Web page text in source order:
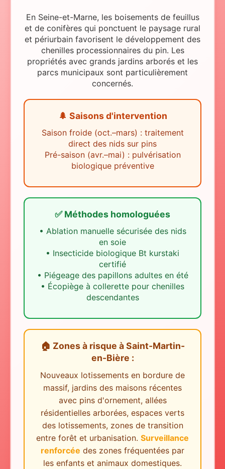
En Seine-et-Marne, les boisements de feuillus
et de conifères qui ponctuent le paysage rural
et périurbain favorisent le développement des
chenilles processionnaires du pin. Les
propriétés avec grands jardins arborés et les
parcs municipaux sont particulièrement
concernés.
🌲 Saisons d'intervention
Saison froide (oct.–mars) : traitement
direct des nids sur pins
Pré-saison (avr.–mai) : pulvérisation
biologique préventive
✅ Méthodes homologuées
• Ablation manuelle sécurisée des nids
en soie
• Insecticide biologique Bt kurstaki
certifié
• Piégeage des papillons adultes en été
• Écopiège à collerette pour chenilles
descendantes
🏠 Zones à risque à Saint-Martin-
en-Bière :
Nouveaux lotissements en bordure de
massif, jardins des maisons récentes
avec pins d'ornement, allées
résidentielles arborées, espaces verts
des lotissements, zones de transition
entre forêt et urbanisation. Surveillance
renforcée des zones fréquentées par
les enfants et animaux domestiques.